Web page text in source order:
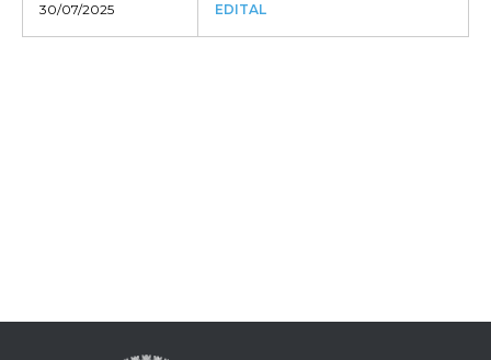
30/07/2025 EDITAL